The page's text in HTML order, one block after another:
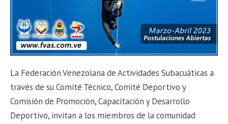
La Federación Venezolana de Actividades Subacuáticas a
través de su Comité Técnico, Comité Deportivo y
Comisión de Promoción, Capacitación y Desarrollo
Deportivo, invitan a los miembros de la comunidad